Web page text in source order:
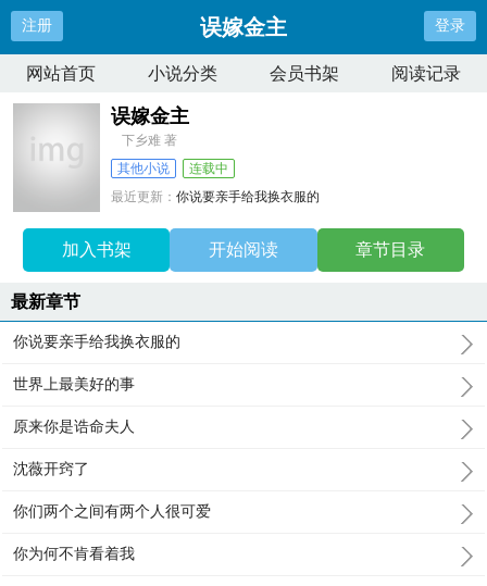
注册 误嫁金主 登录
网站首页 小说分类 会员书架 阅读记录
误嫁金主
下乡难 著
其他小说
连载中
最近更新：你说要亲手给我换衣服的
加入书架 开始阅读 章节目录
最新章节
你说要亲手给我换衣服的
世界上最美好的事
原来你是诰命夫人
沈薇开窍了
你们两个之间有两个人很可爱
你为何不肯看着我